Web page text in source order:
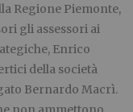
Regione Piemonte,
gli assessori ai
Enrico
della società
Bernardo Macrì.